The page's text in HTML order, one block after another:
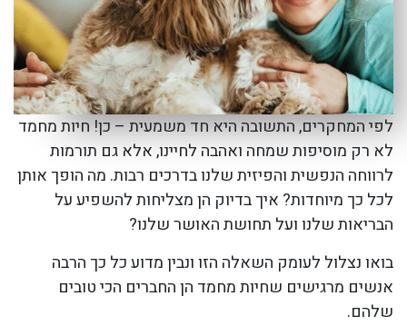
לפי המחקרים, התשובה היא חד משמעית – כן! חיות מחמד
לא רק מוסיפות שמחה ואהבה לחיינו, אלא גם תורמות
לרווחה הנפשית והפיזית שלנו בדרכים רבות. מה הופך אותן
לכל כך מיוחדות? איך בדיוק הן מצליחות להשפיע על
הבריאות שלנו ועל תחושת האושר שלנו?
בואו נצלול לעומק השאלה הזו ונבין מדוע כל כך הרבה
אנשים מרגישים שחיות מחמד הן החברים הכי טובים
שלהם.